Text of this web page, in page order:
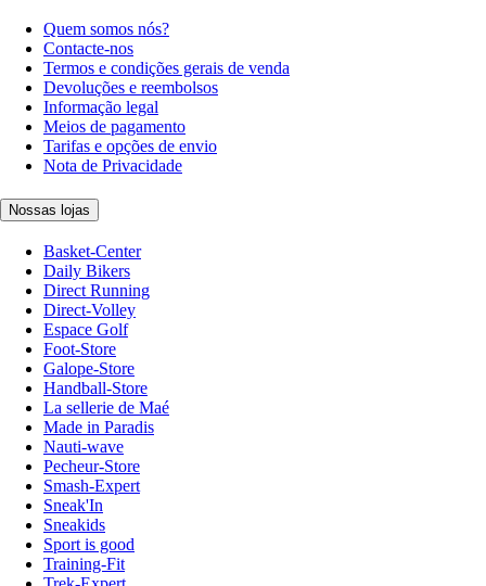
Quem somos nós?
Contacte-nos
Termos e condições gerais de venda
Devoluções e reembolsos
Informação legal
Meios de pagamento
Tarifas e opções de envio
Nota de Privacidade
Nossas lojas
Basket-Center
Daily Bikers
Direct Running
Direct-Volley
Espace Golf
Foot-Store
Galope-Store
Handball-Store
La sellerie de Maé
Made in Paradis
Nauti-wave
Pecheur-Store
Smash-Expert
Sneak'In
Sneakids
Sport is good
Training-Fit